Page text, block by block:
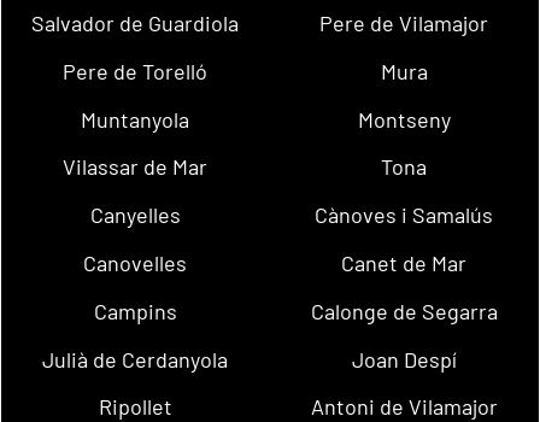
Salvador de Guardiola
Pere de Vilamajor
Pere de Torelló
Mura
Muntanyola
Montseny
Vilassar de Mar
Tona
Canyelles
Cànoves i Samalús
Canovelles
Canet de Mar
Campins
Calonge de Segarra
Julià de Cerdanyola
Joan Despí
Ripollet
Antoni de Vilamajor